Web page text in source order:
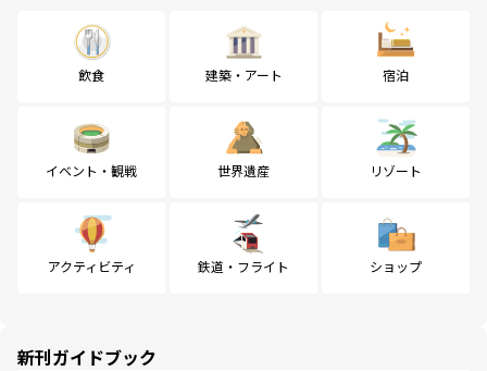
飲食 建築・アート 宿泊
イベント・観戦 世界遺産 リゾート
アクティビティ 鉄道・フライト ショップ
新刊ガイドブック